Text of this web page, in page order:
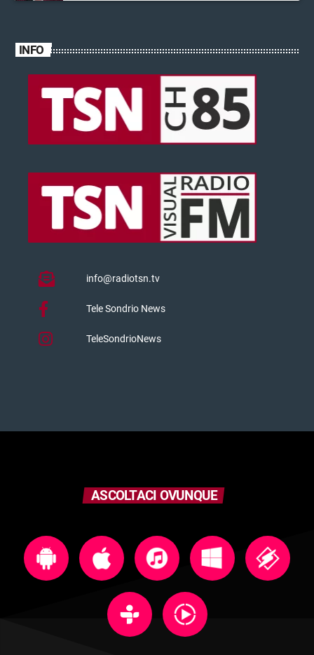
INFO
info@radiotsn.tv
Tele Sondrio News
TeleSondrioNews
ASCOLTACI OVUNQUE